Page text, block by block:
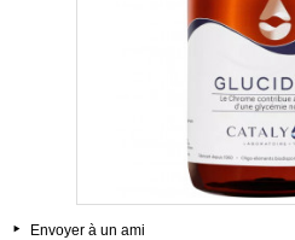
Envoyer à un ami